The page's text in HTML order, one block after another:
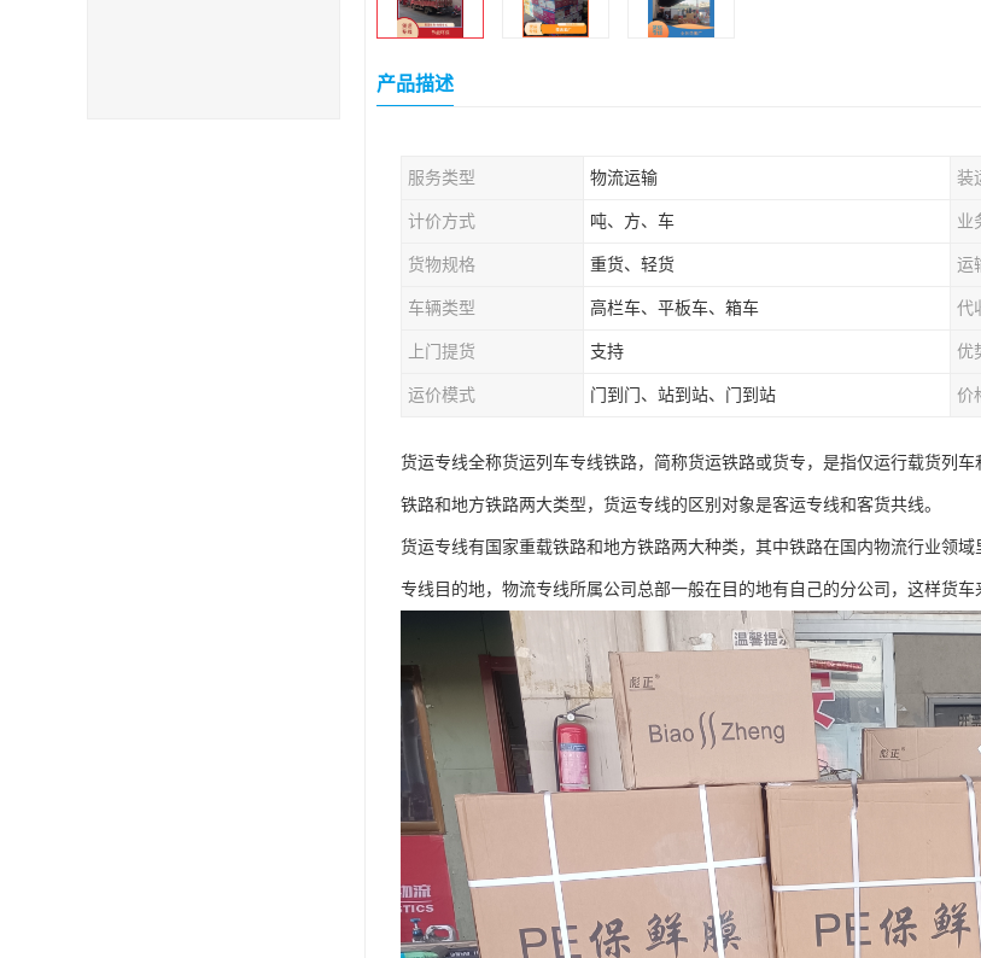
产品描述
服务类型 物流运输 装
计价方式 吨、方、车 业
货物规格 重货、轻货 运
车辆类型 高栏车、平板车、箱车 代
上门提货 支持 优
运价模式 门到门、站到站、门到站 价
货运专线全称货运列车专线铁路，简称货运铁路或货专，是指仅运行载货列
铁路和地方铁路两大类型，货运专线的区别对象是客运专线和客货共线。
货运专线有国家重载铁路和地方铁路两大种类，其中铁路在国内物流行业领
专线目的地，物流专线所属公司总部一般在目的地有自己的分公司，这样货车